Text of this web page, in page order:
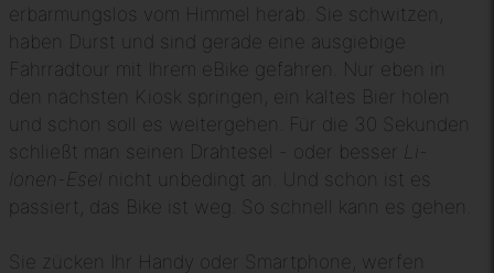
erbarmungslos vom Himmel herab. Sie schwitzen,
haben Durst und sind gerade eine ausgiebige
Fahrradtour mit Ihrem eBike gefahren. Nur eben in
den nächsten Kiosk springen, ein kaltes Bier holen
und schon soll es weitergehen. Für die 30 Sekunden
schließt man seinen Drahtesel - oder besser Li-
Ionen-Esel
nicht unbedingt an. Und schon ist es
passiert, das Bike ist weg. So schnell kann es gehen.
Sie zücken Ihr Handy oder Smartphone, werfen